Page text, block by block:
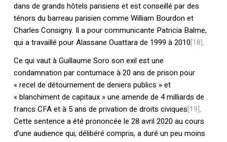
dans de grands hôtels parisiens et est conseillé par des
ténors du barreau parisien comme William Bourdon et
Charles Consigny. Il a pour communicante Patricia Balme,
qui a travaillé pour Alassane Ouattara de 1999 à 2010[18].
Ce qui vaut à Guillaume Soro son exil est une
condamnation par contumace à 20 ans de prison pour
« recel de détournement de deniers publics » et
« blanchiment de capitaux » une amende de 4 milliards de
francs CFA et à 5 ans de privation de droits civiques[19].
Cette sentence a été prononcée le 28 avril 2020 au cours
d’une audience qui, délibéré compris, a duré un peu moins